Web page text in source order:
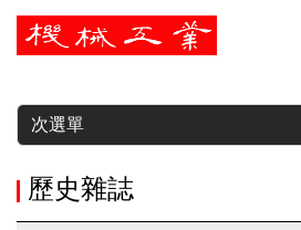
暫停
次選單
歷史雜誌